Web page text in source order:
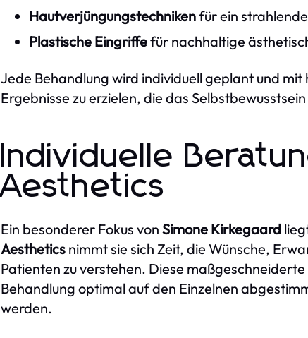
Hautverjüngungstechnikenfür ein
Plastische Eingriffefür nachhaltige
Jede Behandlung wird individuell geplant und
Ergebnisse zu erzielen, die das
Individuelle
Aesthetics
Ein besonderer Fokus von Simone Kirkegaard
Aesthetics nimmt sie sich Zeit, die Wünsche,
Patienten zu verstehen. Diese
Behandlung optimal auf den Einzelnen
werden.